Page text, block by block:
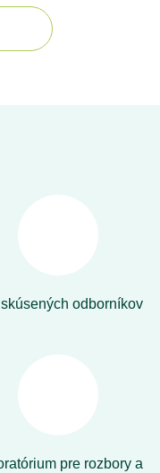
odborníkov
pre rozbory a